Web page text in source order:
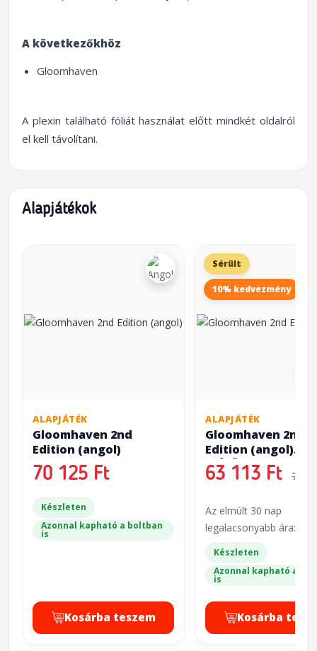
A következőkhöz
Gloomhaven
A plexin található fóliát használat előtt mindkét oldalról
el kell távolítani.
Alapjátékok
ALAPJÁTÉK
Gloomhaven 2nd
Edition (angol)
70 125 Ft
Készleten
Azonnal kapható a boltban
is
Kosárba teszem
Sérült
10% kedvezmény
ALAPJÁTÉK
Gloomhaven 2nd
Edition (angol)
(SÉRÜLT)
63 113 Ft 70
Az elmúlt 30 nap
legalacsonyabb ára: 70
Készleten
Azonnal kapható a
is
Kosárba